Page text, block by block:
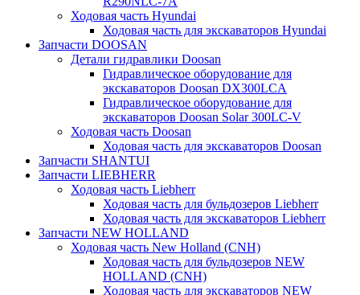
Ходовая часть Hyundai
Ходовая часть для экскаваторов Hyundai
Запчасти DOOSAN
Детали гидравлики Doosan
Гидравлическое оборудование для
экскаваторов Doosan DX300LCA
Гидравлическое оборудование для
экскаваторов Doosan Solar 300LC-V
Ходовая часть Doosan
Ходовая часть для экскаваторов Doosan
Запчасти SHANTUI
Запчасти LIEBHERR
Ходовая часть Liebherr
Ходовая часть для бульдозеров Liebherr
Ходовая часть для экскаваторов Liebherr
Запчасти NEW HOLLAND
Ходовая часть New Holland (CNH)
Ходовая часть для бульдозеров NEW
HOLLAND (CNH)
Ходовая часть для экскаваторов NEW